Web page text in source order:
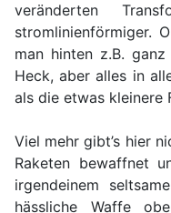
veränderten
stromlinienförmiger.
man hinten z.B.
Heck, aber alles in
als die etwas kleinere
Viel mehr gibt’s hier
Raketen bewaffnet
irgendeinem
hässliche Waffe